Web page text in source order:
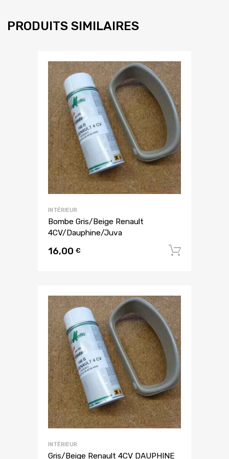
PRODUITS SIMILAIRES
INTÉRIEUR
Bombe Gris/Beige Renault
4CV/Dauphine/Juva
16,00 €
INTÉRIEUR
Gris/Beige Renault 4CV DAUPHINE